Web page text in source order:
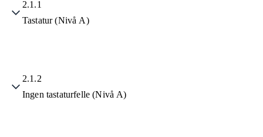
2.1.1
Tastatur (Nivå A)
2.1.2
Ingen tastaturfelle (Nivå A)